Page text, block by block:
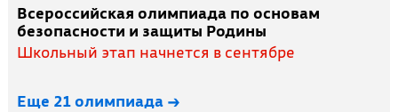
Всероссийская олимпиада по основам
безопасности и защиты Родины
Школьный этап начнется в сентябре
Еще 21 олимпиада →